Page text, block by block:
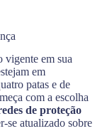
vigente em sua
em
patas e de
com a escolha
de proteção
se atualizado sobre